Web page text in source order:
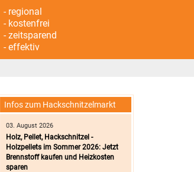
- regional
- kostenfrei
- zeitsparend
- effektiv
Infos zum Hackschnitzelmarkt
03. August 2026
Holz, Pellet, Hackschnitzel -
Holzpellets im Sommer 2026: Jetzt
Brennstoff kaufen und Heizkosten
sparen